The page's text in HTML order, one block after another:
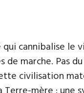
cannibalise
de marche. Pas
civilisation